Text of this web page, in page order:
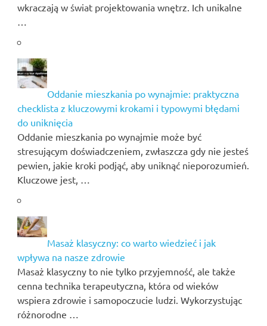
wkraczają w świat projektowania wnętrz. Ich unikalne
Oddanie mieszkania po wynajmie: praktyczna
checklista z kluczowymi krokami i typowymi błędami
do uniknięcia
Oddanie mieszkania po wynajmie może być
stresującym doświadczeniem, zwłaszcza gdy nie jesteś
pewien, jakie kroki podjąć, aby uniknąć nieporozumień.
Kluczowe jest, …
Masaż klasyczny: co warto wiedzieć i jak
wpływa na nasze zdrowie
Masaż klasyczny to nie tylko przyjemność, ale także
cenna technika terapeutyczna, która od wieków
wspiera zdrowie i samopoczucie ludzi. Wykorzystując
różnorodne …